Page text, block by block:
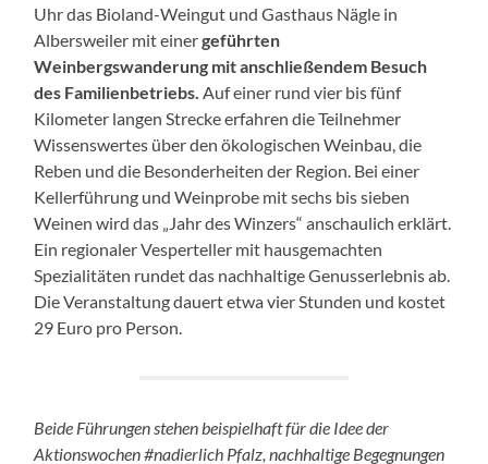
Uhr das Bioland-Weingut und Gasthaus Nägle in
Albersweiler mit einergeführten
Weinbergswanderung mit anschließendem Besuch
des Familienbetriebs. Auf einer rund vier bis fünf
Kilometer langen Strecke erfahren die Teilnehmer
Wissenswertes über den ökologischen Weinbau, die
Reben und die Besonderheiten der Region. Bei einer
Kellerführung und Weinprobe mit sechs bis sieben
Weinen wird das „Jahr des Winzers“ anschaulich erklärt.
Ein regionaler Vesperteller mit hausgemachten
Spezialitäten rundet das nachhaltige Genusserlebnis ab.
Die Veranstaltung dauert etwa vier Stunden und kostet
29 Euro pro Person.
Beide Führungen stehen beispielhaft für die Idee der
Aktionswochen #nadierlich Pfalz, nachhaltige Begegnungen